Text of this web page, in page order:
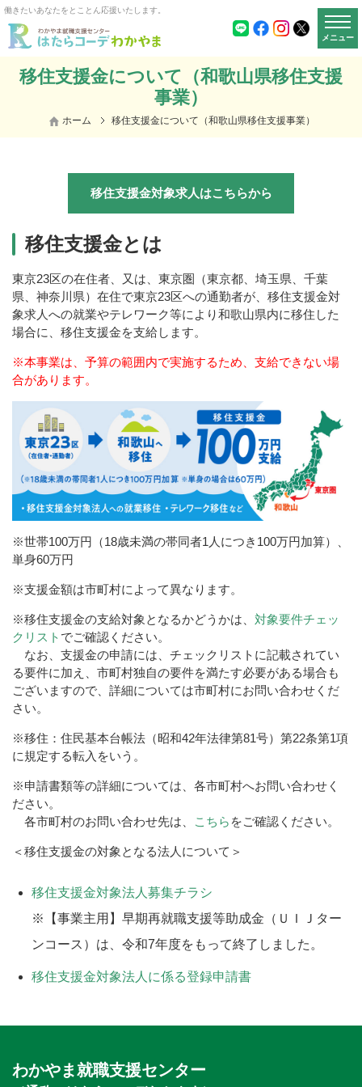
働きたいあなたをとことん応援いたします。
メニュー
移住支援金について（和歌山県移住支援
事業）
ホーム 移住支援金について（和歌山県移住支援事業）
移住支援金対象求人はこちらから
移住支援金とは
東京23区の在住者、又は、東京圏（東京都、埼玉県、千葉
県、神奈川県）在住で東京23区への通勤者が、移住支援金対
象求人への就業やテレワーク等により和歌山県内に移住した
場合に、移住支援金を支給します。
※本事業は、予算の範囲内で実施するため、支給できない場
合があります。
※世帯100万円（18歳未満の帯同者1人につき100万円加算）、
単身60万円
※支援金額は市町村によって異なります。
※移住支援金の支給対象となるかどうかは、 対象要件チェッ
クリスト でご確認ください。
なお、支援金の申請には、チェックリストに記載されてい
る要件に加え、市町村独自の要件を満たす必要がある場合も
ございますので、詳細については市町村にお問い合わせくだ
さい。
※移住：住民基本台帳法（昭和42年法律第81号）第22条第1項
に規定する転入をいう。
※申請書類等の詳細については、各市町村へお問い合わせく
ださい。
各市町村のお問い合わせ先は、
こちら をご確認ください。
＜移住支援金の対象となる法人について＞
移住支援金対象法人募集チラシ
※【事業主用】早期再就職支援等助成金（ＵＩＪター
ンコース）は、令和7年度をもって終了しました。
移住支援金対象法人に係る登録申請書
わかやま就職支援センター